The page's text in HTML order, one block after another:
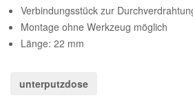
Verbindungsstück zur
Montage ohne Werkzeug möglich
Länge: 22 mm
unterputzdose